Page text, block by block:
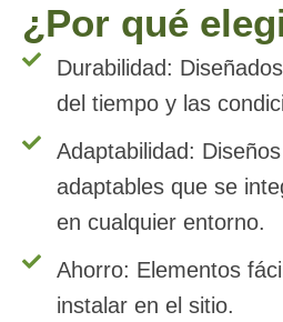
¿Por qué
Durabilidad:
del tiempo y las
Adaptabilidad:
adaptables que se
en cualquier entorno.
Ahorro: Elementos
instalar en el sitio.